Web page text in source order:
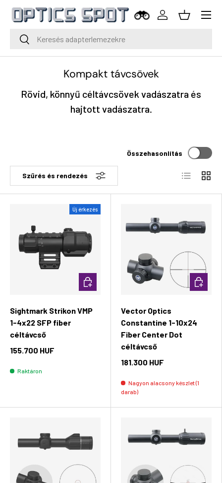
Ugrás a tartalomra
Keresés
Keresés
Bejelentkezés
Kosár
Menü
Kompakt távcsövek
Rövid, könnyű céltávcsövek vadászatra és
hajtott vadászatra.
Szűrés és rendezés
Összehasonlítás
Lista Rács
Új érkezés
Sightmark Strikon VMP
1-4x22 SFP fiber
céltávcső
155.700 HUF
Raktáron
Kosárba rakás
Vector Optics
Constantine 1-10x24
Fiber Center Dot
céltávcső
181.300 HUF
Nagyon alacsony készlet (1
darab)